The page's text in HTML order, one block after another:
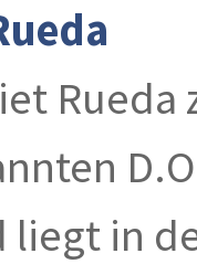
in